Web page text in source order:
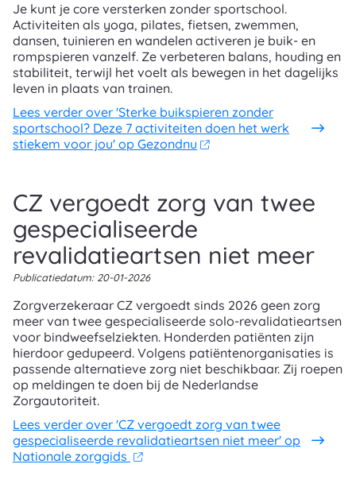
Je kunt je core versterken zonder sportschool.
Activiteiten als yoga, pilates, fietsen, zwemmen,
dansen, tuinieren en wandelen activeren je buik- en
rompspieren vanzelf. Ze verbeteren balans, houding en
stabiliteit, terwijl het voelt als bewegen in het dagelijks
leven in plaats van trainen.
Lees verder over 'Sterke buikspieren zonder
sportschool? Deze 7 activiteiten doen het werk
stiekem voor jou' op Gezondnu
CZ vergoedt zorg van twee
gespecialiseerde
revalidatieartsen niet meer
Publicatiedatum: 20-01-2026
Zorgverzekeraar CZ vergoedt sinds 2026 geen zorg
meer van twee gespecialiseerde solo-revalidatieartsen
voor bindweefselziekten. Honderden patiënten zijn
hierdoor gedupeerd. Volgens patiëntenorganisaties is
passende alternatieve zorg niet beschikbaar. Zij roepen
op meldingen te doen bij de Nederlandse
Zorgautoriteit.
Lees verder over 'CZ vergoedt zorg van twee
gespecialiseerde revalidatieartsen niet meer' op
Nationale zorggids